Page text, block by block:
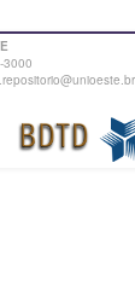
3000